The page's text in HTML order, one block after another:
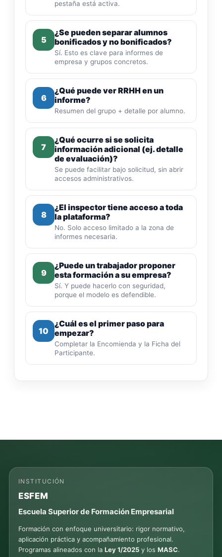
pestaña está activa.
5
¿Se pueden separar alumnos
bonificados y no bonificados?
Sí. Esto es clave para informes de
empresa y grupos concretos.
6
¿Qué puede ver RRHH en un
informe?
Resumen del grupo + detalle por alumno.
7
¿Qué ocurre si se solicita
información adicional (ej. detalle
de evaluación)?
Se puede facilitar bajo solicitud, sin abrir
accesos administrativos.
8
¿El inspector tiene acceso a toda
la plataforma?
No. Solo acceso limitado a la zona de
informes necesaria.
9
¿Puede un trabajador proponer
esta formación a su empresa?
Sí. Y puede hacerlo con seguridad,
porque el modelo es defendible.
10
¿Cuál es el primer paso para
empezar?
Completar la Encomienda y la Ficha del
Participante.
INSTITUCIÓN
ESFEM
Escuela Superior de Formación Empresarial
Formación con enfoque universitario: rigor normativo,
aplicación práctica y acompañamiento profesional.
Programas alineados con la Ley 1/2025 y los MASC.